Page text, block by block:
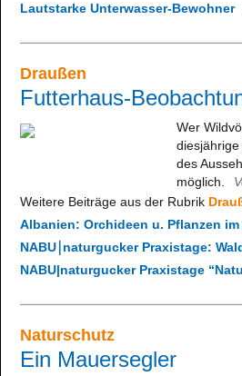
Lautstarke Unterwasser-Bewohner
Draußen
Futterhaus-
Wer
des
möglich.
Weitere Beiträge aus der Rubrik
Albanien: Orchideen u. Pflanzen im
NABU￨naturgucker Praxistage:
NABU|naturgucker Praxistage
Naturschutz
Ein Mauersegler